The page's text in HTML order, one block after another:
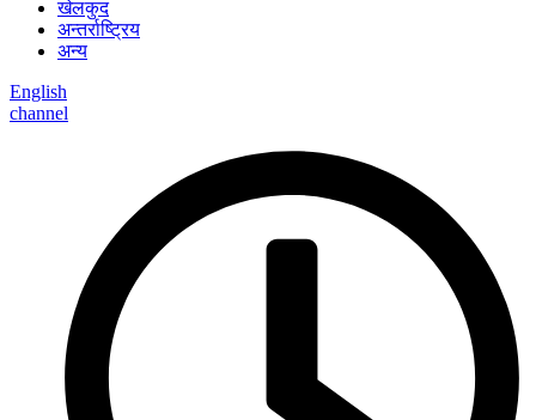
खेलकुद
अन्तर्राष्ट्रिय
अन्य
English
channel